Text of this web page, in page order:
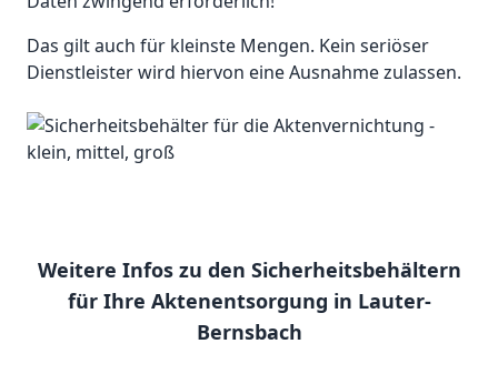
Das gilt auch für kleinste Mengen. Kein seriöser
Dienstleister wird hiervon eine Ausnahme zulassen.
Weitere Infos zu den Sicherheitsbehältern
für Ihre Aktenentsorgung in Lauter-
Bernsbach